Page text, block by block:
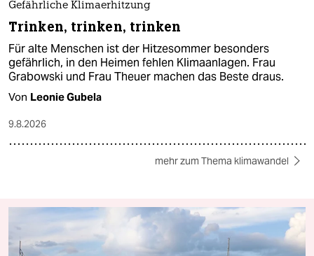
Gefährliche Klimaerhitzung
Trinken, trinken, trinken
Für alte Menschen ist der Hitzesommer besonders
gefährlich, in den Heimen fehlen Klimaanlagen. Frau
Grabowski und Frau Theuer machen das Beste draus.
Von Leonie Gubela
9.8.2026
mehr zum Thema klimawandel